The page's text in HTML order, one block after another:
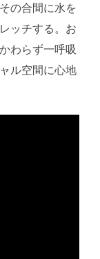
の合間に水を
ッチする。お
わらず一呼吸
ル空間に心地